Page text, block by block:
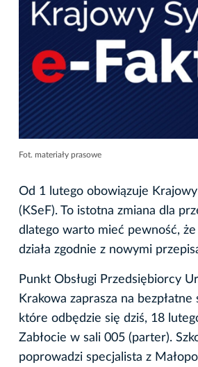
Fot. materiały prasowe
Od 1 lutego obowiązuje
(KSeF). To istotna zmiana dla
dlatego warto mieć pewność,
działa zgodnie z nowymi
Punkt Obsługi Przedsiębiorcy
Krakowa zaprasza na bezpłatne
które odbędzie się dziś, 18
Zabłocie w sali 005 (parter).
poprowadzi specjalista z